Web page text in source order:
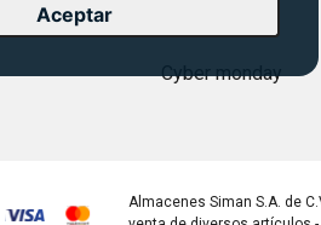
Aceptar
Cyber monday
Almacenes Siman S.A. de